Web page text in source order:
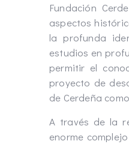
Fundación
aspectos
la profunda
estudios en
permitir el
proyecto de
de Cerdeña
A través de la
enorme